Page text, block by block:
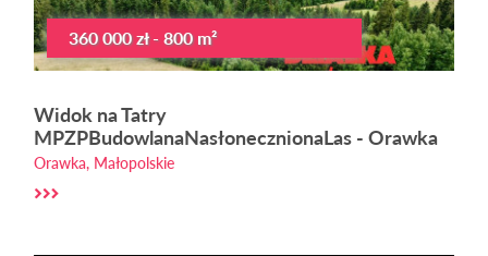
360 000 zł - 800 m²
Widok na Tatry
MPZPBudowlanaNasłonecznionaLas - Orawka
Orawka, Małopolskie